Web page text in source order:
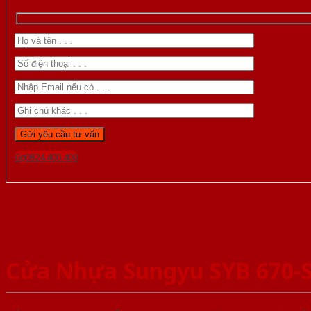
Gọi 0824.400.400
Cửa Nhựa Sungyu SYB 670-